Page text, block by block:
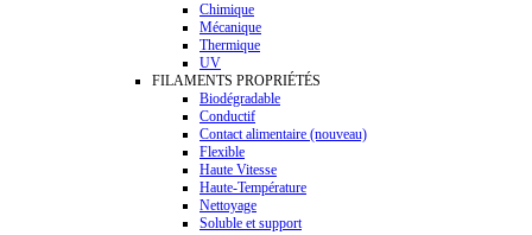
Chimique
Mécanique
Thermique
UV
FILAMENTS PROPRIÉTÉS
Biodégradable
Conductif
Contact alimentaire (nouveau)
Flexible
Haute Vitesse
Haute-Température
Nettoyage
Soluble et support